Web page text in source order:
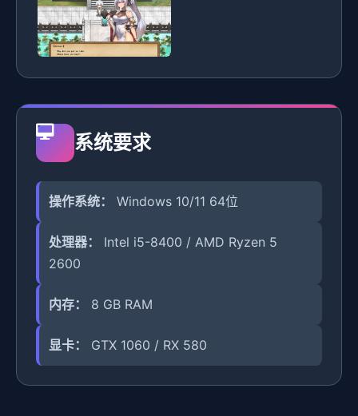
系统要求
操作系统： Windows 10/11 64位
处理器：
Intel i5-8400 / AMD Ryzen 5
2600
内存： 8 GB RAM
显卡： GTX 1060 / RX 580